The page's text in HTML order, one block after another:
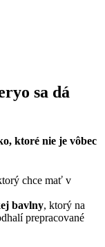
sa dá
ktoré nie je vôbec
chce mať v
bavlny, ktorý na
prepracované